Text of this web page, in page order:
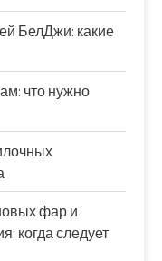
БелДжи: какие
что нужно
фар и
когда следует